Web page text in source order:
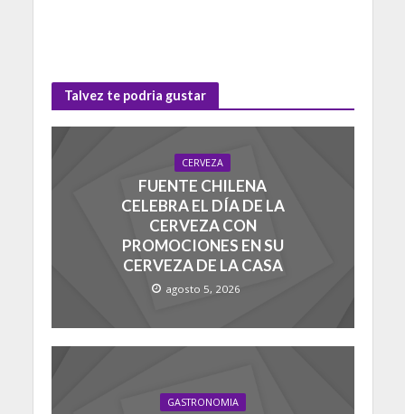
Talvez te podria gustar
CERVEZA
FUENTE CHILENA
CELEBRA EL DÍA DE LA
CERVEZA CON
PROMOCIONES EN SU
CERVEZA DE LA CASA
agosto 5, 2026
GASTRONOMIA